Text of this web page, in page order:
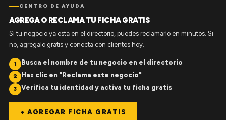
CENTRO DE AYUDA
AGREGA O RECLAMA TU FICHA GRATIS
Si tu negocio ya esta en el directorio, puedes reclamarlo en minutos. Si
no, agregalo gratis y conecta con clientes hoy.
1 Busca el nombre de tu negocio en el directorio
2 Haz clic en "Reclama este negocio"
3 Verifica tu identidad y activa tu ficha gratis
+ AGREGAR FICHA GRATIS